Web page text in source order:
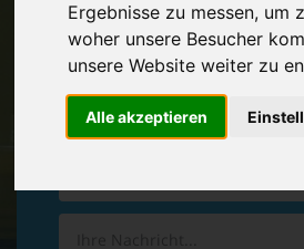
Ergebnisse zu messen, um
woher unsere Besucher
unsere Website weiter zu
Alle akzeptieren
Vereinbaren Sie
Hinterlassen Sie uns gern eine